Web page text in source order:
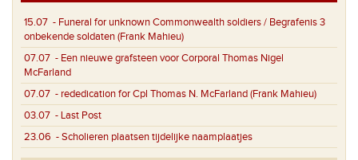
15.07 - Funeral for unknown Commonwealth soldiers / Begrafenis 3
onbekende soldaten (Frank Mahieu)
07.07 - Een nieuwe grafsteen voor Corporal Thomas Nigel
McFarland
07.07 - rededication for Cpl Thomas N. McFarland (Frank Mahieu)
03.07 - Last Post
23.06 - Scholieren plaatsen tijdelijke naamplaatjes